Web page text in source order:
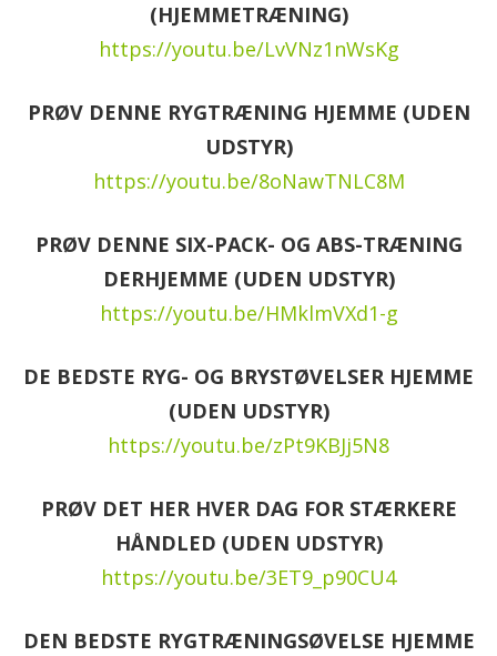
(HJEMMETRÆNING)
https://youtu.be/LvVNz1nWsKg
PRØV DENNE RYGTRÆNING HJEMME (UDEN
UDSTYR)
https://youtu.be/8oNawTNLC8M
PRØV DENNE SIX-PACK- OG ABS-TRÆNING
DERHJEMME (UDEN UDSTYR)
https://youtu.be/HMklmVXd1-g
DE BEDSTE RYG- OG BRYSTØVELSER HJEMME
(UDEN UDSTYR)
https://youtu.be/zPt9KBJj5N8
PRØV DET HER HVER DAG FOR STÆRKERE
HÅNDLED (UDEN UDSTYR)
https://youtu.be/3ET9_p90CU4
DEN BEDSTE RYGTRÆNINGSØVELSE HJEMME